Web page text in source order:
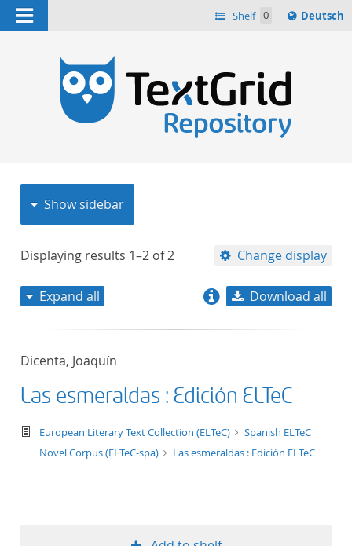
Navigation Shelf 0
Sprache
ï¿½ndern
Deutsch
Show sidebar
Displaying results 1–2 of2 Change display
title descending
format ascending
Expand all Download all
Dicenta, Joaquín
Las esmeraldas : Edición ELTeC
text/tg.edition+tg.aggregation+xml
European Literary Text Collection (ELTeC)
Spanish ELTeC
Novel Corpus (ELTeC-spa)
Las esmeraldas : Edición ELTeC